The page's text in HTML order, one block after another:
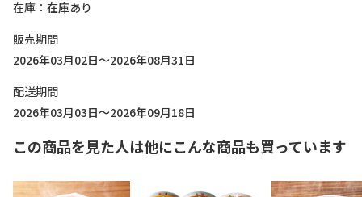
在庫
在庫あり
販売期間
2026年03月02日～2026年08月31日
配送期間
2026年03月03日～2026年09月18日
この商品を見た人は他にこんな商品も買っています